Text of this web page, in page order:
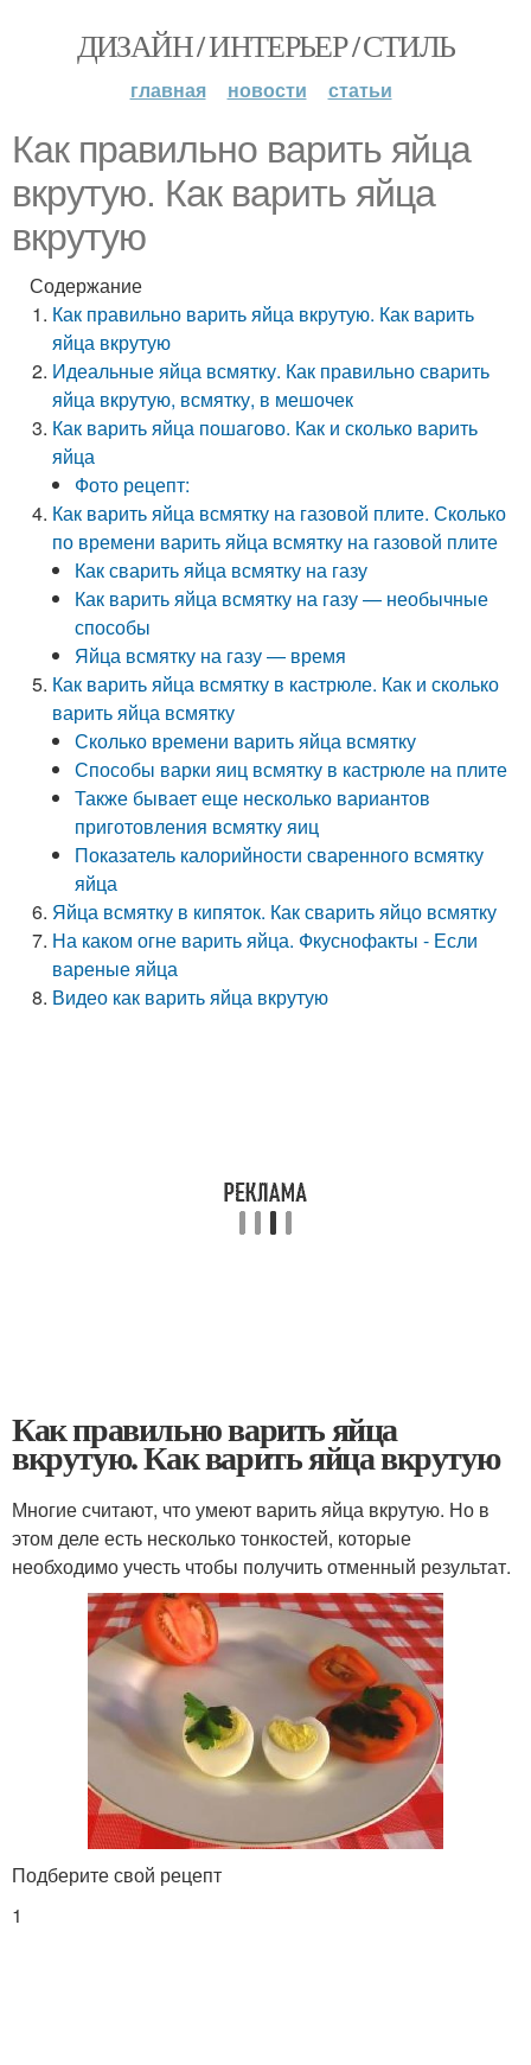
ДИЗАЙН / ИНТЕРЬЕР / СТИЛЬ
главная новости статьи
Как правильно варить яйца
вкрутую. Как варить яйца
вкрутую
Содержание
Как правильно варить яйца вкрутую. Как варить
яйца вкрутую
Идеальные яйца всмятку. Как правильно сварить
яйца вкрутую, всмятку, в мешочек
Как варить яйца пошагово. Как и сколько варить
яйца
Фото рецепт:
Как варить яйца всмятку на газовой плите. Сколько
по времени варить яйца всмятку на газовой плите
Как сварить яйца всмятку на газу
Как варить яйца всмятку на газу — необычные
способы
Яйца всмятку на газу — время
Как варить яйца всмятку в кастрюле. Как и сколько
варить яйца всмятку
Сколько времени варить яйца всмятку
Способы варки яиц всмятку в кастрюле на плите
Также бывает еще несколько вариантов
приготовления всмятку яиц
Показатель калорийности сваренного всмятку
яйца
Яйца всмятку в кипяток. Как сварить яйцо всмятку
На каком огне варить яйца. Фкуснофакты - Если
вареные яйца
Видео как варить яйца вкрутую
Как правильно варить яйца
вкрутую. Как варить яйца вкрутую
Многие считают, что умеют варить яйца вкрутую. Но в
этом деле есть несколько тонкостей, которые
необходимо учесть чтобы получить отменный результат.
Подберите свой рецепт
1